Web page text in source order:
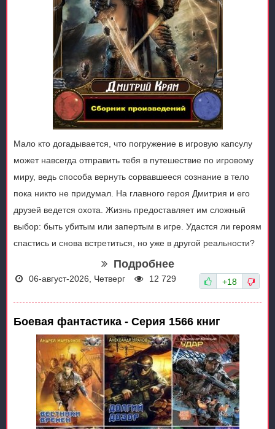
Мало кто догадывается, что погружение в игровую капсулу
может навсегда отправить тебя в путешествие по игровому
миру, ведь способа вернуть сорвавшееся сознание в тело
пока никто не придумал. На главного героя Дмитрия и его
друзей ведется охота. Жизнь предоставляет им сложный
выбор: быть убитым или запертым в игре. Удастся ли героям
спастись и снова встретиться, но уже в другой реальности?
Подробнее
06-август-2026, Четверг 12 729 +18
Боевая фантастика - Серия 1566 книг